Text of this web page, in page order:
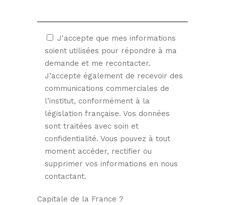
J'accepte que mes informations
soient utilisées pour répondre à ma
demande et me recontacter.
J’accepte également de recevoir des
communications commerciales de
l’institut, conformément à la
législation française. Vos données
sont traitées avec soin et
confidentialité. Vous pouvez à tout
moment accéder, rectifier ou
supprimer vos informations en nous
contactant.
Capitale de la France ?